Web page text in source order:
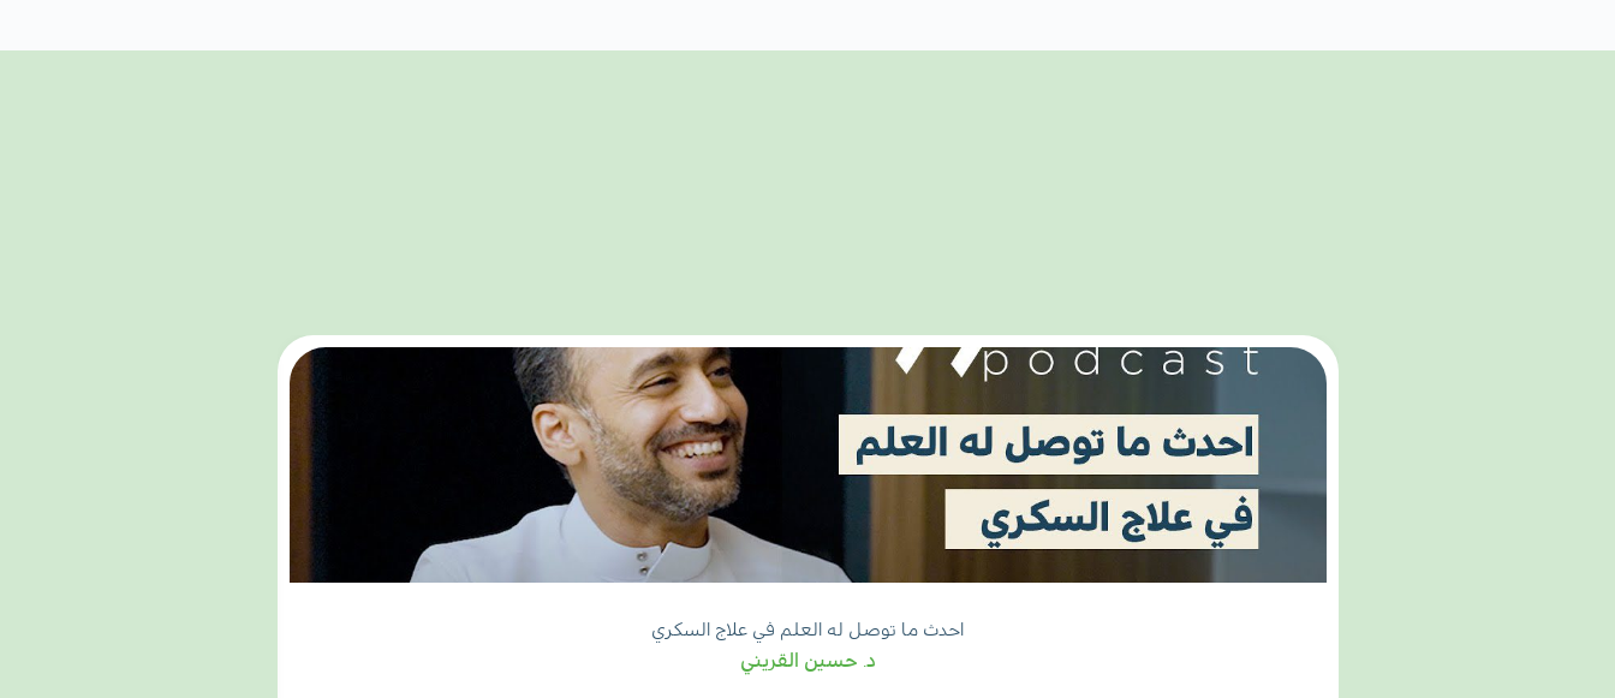
احدث ما توصل له العلم في علاج السكري
د. حسين القريني